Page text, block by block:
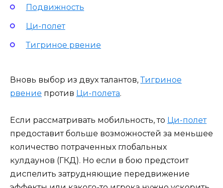
Подвижность
Ци-полет
Тигриное рвение
Вновь выбор из двух талантов,Тигриное
рвение против Ци-полета.
Если рассматривать мобильность, то Ци-полет
предоставит больше возможностей за меньшее
количество потраченных глобальных
кулдаунов (ГКД). Но если в бою предстоит
диспелить затрудняющие передвижение